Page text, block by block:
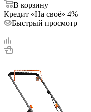
В корзину
Кредит «На своё» 4%
Быстрый просмотр